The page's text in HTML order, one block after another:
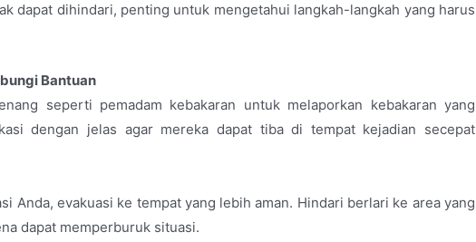
dapat dihindari, penting untuk mengetahui langkah-langkah yang harus
Bantuan
seperti pemadam kebakaran untuk melaporkan kebakaran yang
dengan jelas agar mereka dapat tiba di tempat kejadian secepat
Anda, evakuasi ke tempat yang lebih aman. Hindari berlari ke area yang
dapat memperburuk situasi.